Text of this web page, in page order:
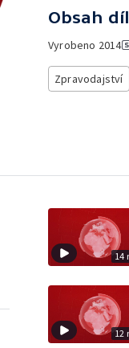
Obsah
Vyrobeno 2014
Zpravodajství
14
12